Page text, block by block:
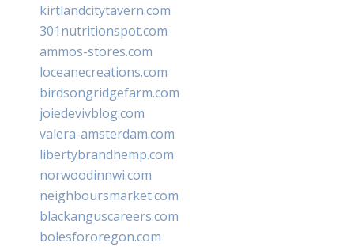
kirtlandcitytavern.com
301nutritionspot.com
ammos-stores.com
loceanecreations.com
birdsongridgefarm.com
joiedevivblog.com
valera-amsterdam.com
libertybrandhemp.com
norwoodinnwi.com
neighboursmarket.com
blackanguscareers.com
bolesfororegon.com